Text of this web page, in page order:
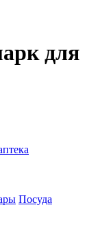
для
Посуда